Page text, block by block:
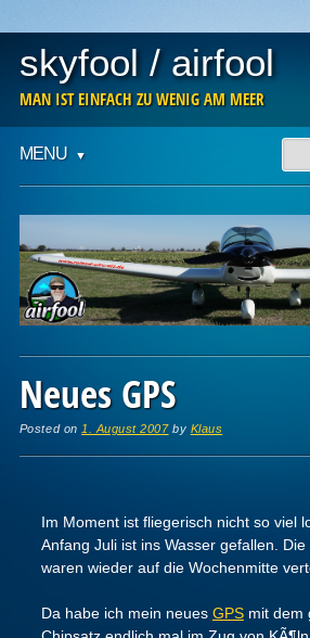
skyfool / airfool
MAN IST EINFACH ZU WENIG AM MEER
Main menu
content
MENU
Neues GPS
Posted on 1. August 2007 by Klaus
Im Moment ist fliegerisch nicht so viel
Anfang Juli ist ins Wasser gefallen.
waren wieder auf die Wochenmitte
Da habe ich mein neues GPSmit dem